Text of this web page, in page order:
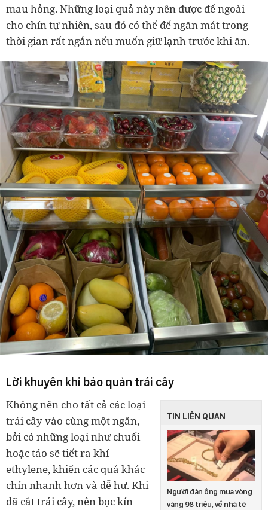
mau hỏng. Những loại quả này nên được để ngoài
cho chín tự nhiên, sau đó có thể để ngăn mát trong
thời gian rất ngắn nếu muốn giữ lạnh trước khi ăn.
Lời khuyên khi bảo quản trái cây
TIN LIÊN QUAN
Người đàn ông mua vòng
vàng 98 triệu, về nhà té
Không nên cho tất cả các loại
trái cây vào cùng một ngăn,
bởi có những loại như chuối
hoặc táo sẽ tiết ra khí
ethylene, khiến các quả khác
chín nhanh hơn và dễ hư. Khi
đã cắt trái cây, nên bọc kín